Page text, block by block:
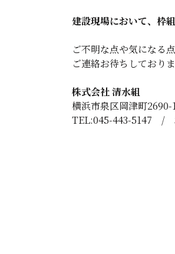
建設現場において、枠
ご不明な点や気になる
ご連絡お待ちしておりま
株式会社 清水組
横浜市泉区岡津町2690-
TEL:045-443-5147 /